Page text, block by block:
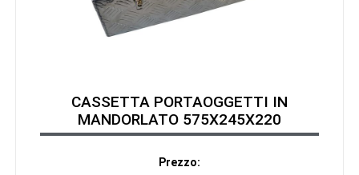
CASSETTA PORTAOGGETTI IN
MANDORLATO 575X245X220
Prezzo: